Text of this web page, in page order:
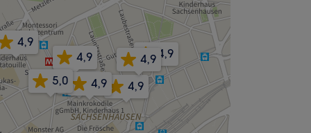
4,9
4,9
4,9
4,9
4,9
4,9
4,9
5,0